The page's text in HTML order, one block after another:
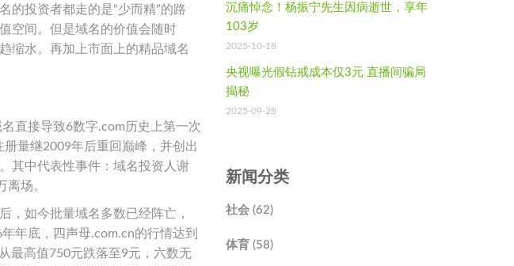
的投资者都走的是“少而精”的路
空间。但是域名的价值会随时
缩水。再加上市面上的精品域名
直接导致6数字.com历史上第一次
量继2009年后重回巅峰，并创出
其中代表性事件：域名投资人谢
场。
，如今批量域名多数已经阵亡，
年底，四声母.com.cn的行情达到
最高值750元跌落至9元，六数无
沉痛悼念！杨振宁先生因病逝世，享年
103岁
2025-10-18
央视曝光假钻戒成本仅3元 直播间骗局
揭秘
2025-09-28
新闻分类
社会 (62)
体育 (58)